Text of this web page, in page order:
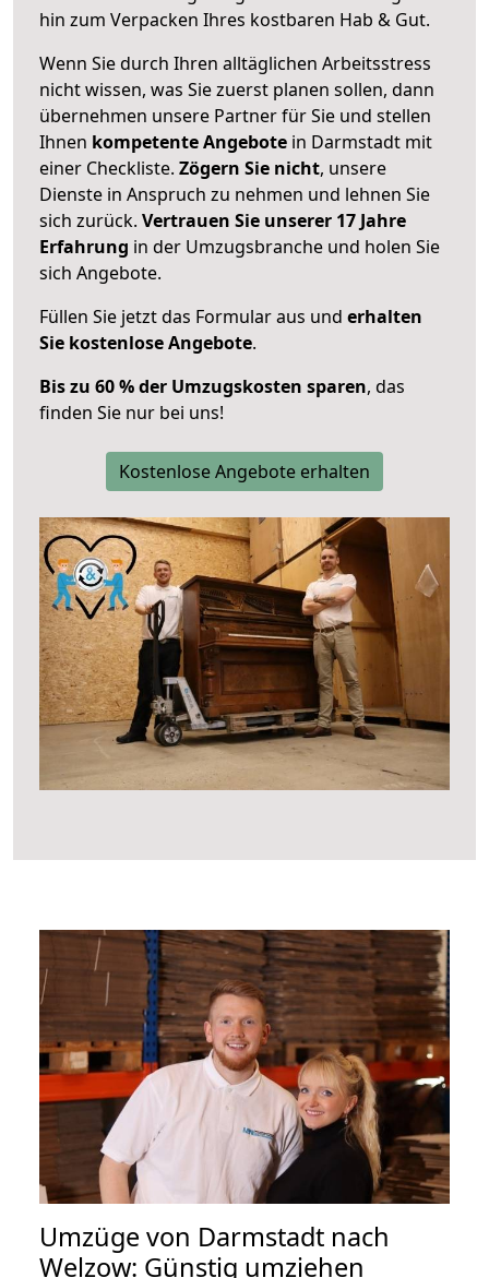
hin zum Verpacken Ihres kostbaren Hab & Gut.
Wenn Sie durch Ihren alltäglichen Arbeitsstress
nicht wissen, was Sie zuerst planen sollen, dann
übernehmen unsere Partner für Sie und stellen
Ihnen kompetente Angebote in Darmstadt mit
einer Checkliste. Zögern Sie nicht, unsere
Dienste in Anspruch zu nehmen und lehnen Sie
sich zurück. Vertrauen Sie unserer 17 Jahre
Erfahrung in der Umzugsbranche und holen Sie
sich Angebote.
Füllen Sie jetzt das Formular aus und erhalten
Sie kostenlose Angebote.
Bis zu 60 % der Umzugskosten sparen, das
finden Sie nur bei uns!
Kostenlose Angebote erhalten
Umzüge von Darmstadt nach
Welzow: Günstig umziehen